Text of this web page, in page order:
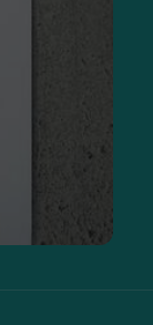
можна
це допомагає
Перевагу
або
зменшують
Водночас для
і
—